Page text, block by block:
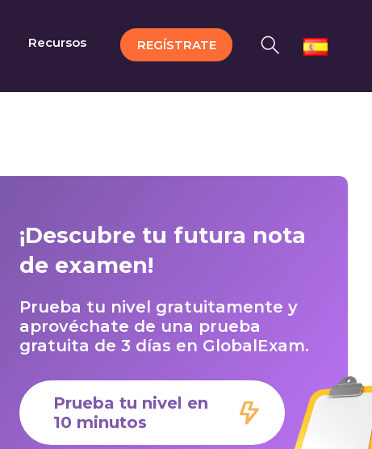
Recursos REGÍSTRATE
¡Descubre tu futura nota
de examen!
Prueba tu nivel gratuitamente y
aprovéchate de una prueba
gratuita de 3 días en GlobalExam.
Prueba tu nivel en
10 minutos